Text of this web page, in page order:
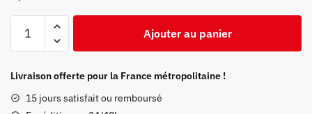
Demon
Doma
Ajouter au panier
Livraison offerte pour la France métropolitaine !
15 jours satisfait ou remboursé